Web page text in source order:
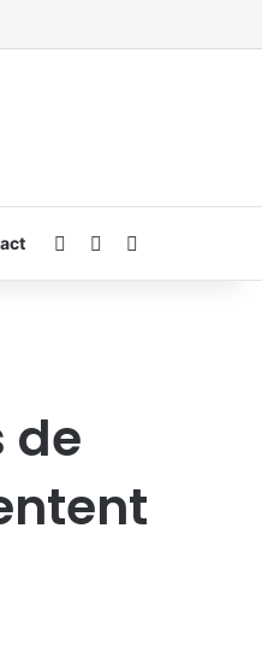
ConnexionSwitch skin
de